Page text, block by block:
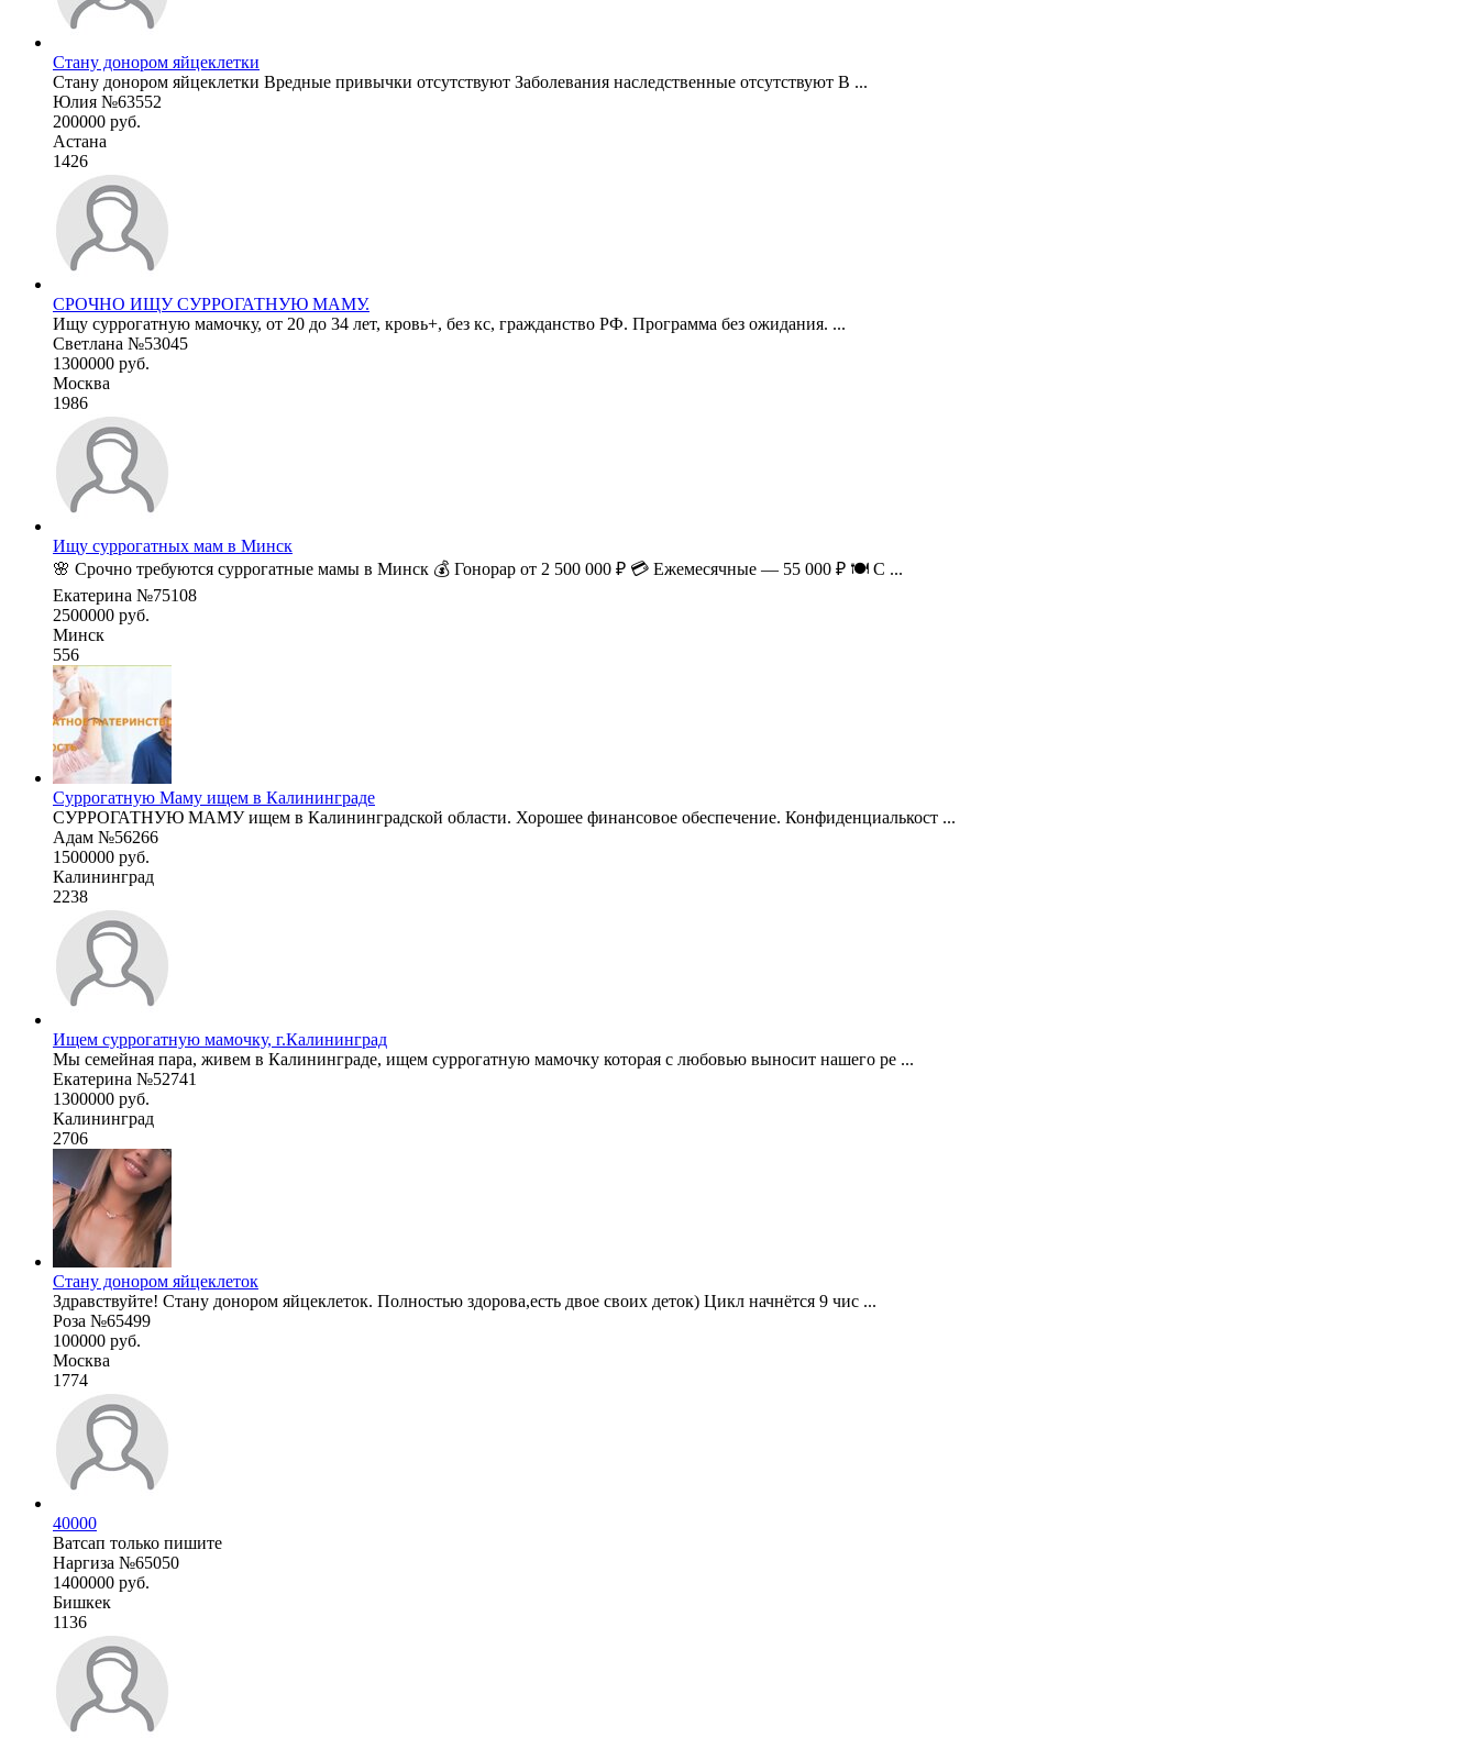
Стану донором яйцеклетки
Стану донором яйцеклетки Вредные привычки отсутствуют Заболевания наследственные отсутствуют В ...
Юлия №63552
200000 руб.
Астана
1426
СРОЧНО ИЩУ СУРРОГАТНУЮ МАМУ.
Ищу суррогатную мамочку, от 20 до 34 лет, кровь+, без кс, гражданство РФ. Программа без ожидания. ...
Светлана №53045
1300000 руб.
Москва
1986
Ищу суррогатных мам в Минск
🌸 Срочно требуются суррогатные мамы в Минск 💰 Гонорар от 2 500 000 ₽ 💳 Ежемесячные — 55 000 ₽ 🍽 С ...
Екатерина №75108
2500000 руб.
Минск
556
Суррогатную Маму ищем в Калининграде
СУРРОГАТНУЮ МАМУ ищем в Калининградской области. Хорошее финансовое обеспечение. Конфиденциалькост ...
Адам №56266
1500000 руб.
Калининград
2238
Ищем суррогатную мамочку, г.Калининград
Мы семейная пара, живем в Калининграде, ищем суррогатную мамочку которая с любовью выносит нашего ре ...
Екатерина №52741
1300000 руб.
Калининград
2706
Стану донором яйцеклеток
Здравствуйте! Стану донором яйцеклеток. Полностью здорова,есть двое своих деток) Цикл начнётся 9 чис ...
Роза №65499
100000 руб.
Москва
1774
40000
Ватсап только пишите
Наргиза №65050
1400000 руб.
Бишкек
1136